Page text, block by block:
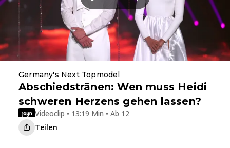
Germany's Next Topmodel
Abschiedstränen: Wen muss Heidi
schweren Herzens gehen lassen?
Videoclip • 13:19 Min • Ab 12
Teilen